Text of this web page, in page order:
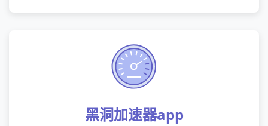
黑洞加速器app